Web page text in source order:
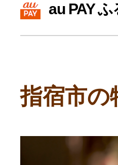
寄付上限額シ
副業・パ
個人事業
au PAY
指宿市の